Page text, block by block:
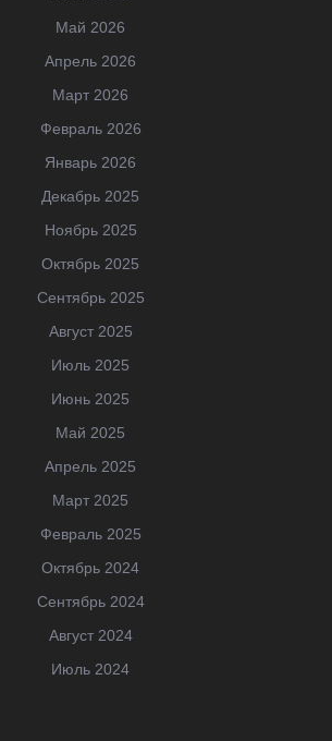
Май 2026
Апрель 2026
Март 2026
Февраль 2026
Январь 2026
Декабрь 2025
Ноябрь 2025
Октябрь 2025
Сентябрь 2025
Август 2025
Июль 2025
Июнь 2025
Май 2025
Апрель 2025
Март 2025
Февраль 2025
Октябрь 2024
Сентябрь 2024
Август 2024
Июль 2024